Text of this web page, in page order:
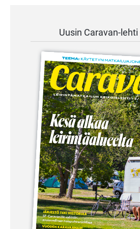
Uusin Caravan-lehti